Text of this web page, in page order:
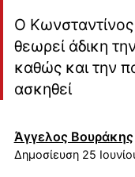
Ο Κωνσταντίνος
θεωρεί άδικη
καθώς και την
ασκηθεί
Άγγελος Βουράκης
25